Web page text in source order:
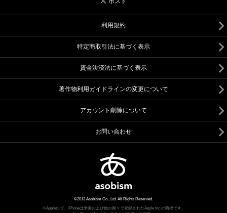
利用規約
特定商取引法に基づく表示
資金決済法に基づく表示
著作物利用ガイドラインの変更について
アカウント削除について
お問い合わせ
©2013 Asobism Co., Ltd. All Rights Reserved.
※Appleロゴ、iPhoneは米国および他の国々で登録されたApple Inc.の商標です。